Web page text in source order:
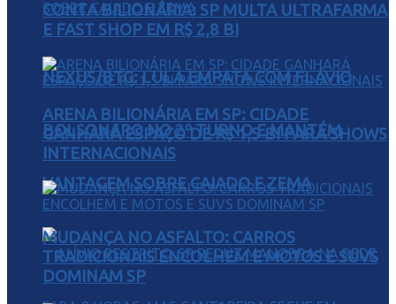
NEXUS/BTG: LULA EMPATA COM FLÁVIO
BOLSONARO NO 2º TURNO E MANTÉM
VANTAGEM SOBRE CAIADO E ZEMA
CONTA BILIONÁRIA: SP MULTA ULTRAFARMA
E FAST SHOP EM R$ 2,8 BI
ARENA BILIONÁRIA EM SP: CIDADE
GANHARÁ ESPAÇO DE R$ 1,5 BI PARA SHOWS
INTERNACIONAIS
MUDANÇA NO ASFALTO: CARROS
TRADICIONAIS ENCOLHEM E MOTOS E SUVS
DOMINAM SP